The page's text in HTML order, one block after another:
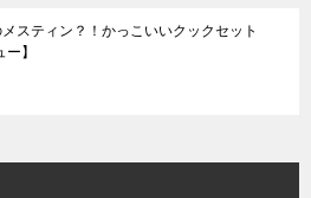
スティン？！かっこいいクックセット
】